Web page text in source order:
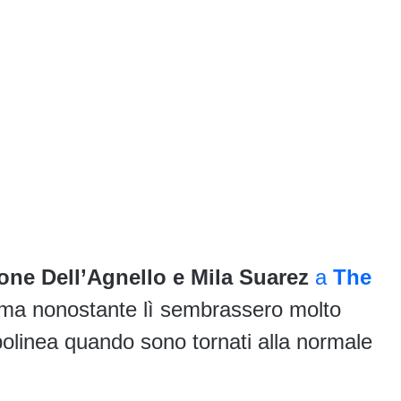
Dell’Agnello e Mila Suarez a The
nonostante lì sembrassero molto
quando sono tornati alla normale